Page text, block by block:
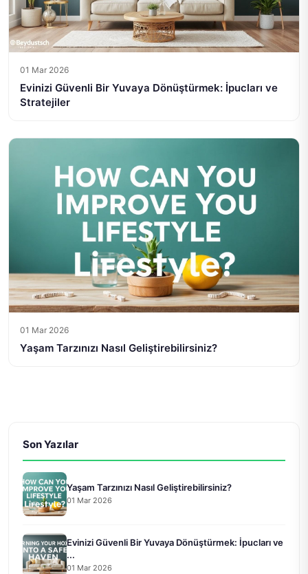
01 Mar 2026
Evinizi Güvenli Bir Yuvaya Dönüştürmek: İpucları ve
Stratejiler
01 Mar 2026
Yaşam Tarzınızı Nasıl Geliştirebilirsiniz?
Son Yazılar
Yaşam Tarzınızı Nasıl Geliştirebilirsiniz?
01 Mar 2026
Evinizi Güvenli Bir Yuvaya Dönüştürmek: İpucları ve
...
01 Mar 2026